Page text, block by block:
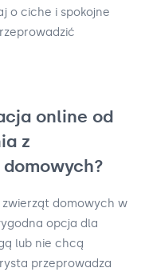
o ciche i spokojne
online od
z
domowych w
opcja dla
lub nie chcą
przeprowadza